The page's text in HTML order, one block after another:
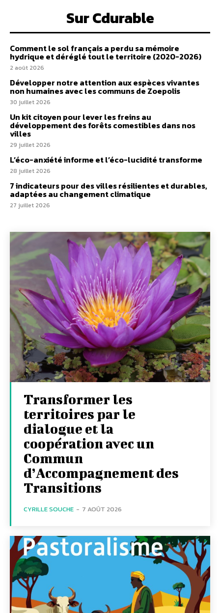
Sur Cdurable
Comment le sol français a perdu sa mémoire
hydrique et déréglé tout le territoire (2020-2026)
2 août 2026
Développer notre attention aux espèces vivantes
non humaines avec les communs de Zoepolis
30 juillet 2026
Un kit citoyen pour lever les freins au
développement des forêts comestibles dans nos
villes
29 juillet 2026
L’éco-anxiété informe et l’éco-lucidité transforme
28 juillet 2026
7 indicateurs pour des villes résilientes et durables,
adaptées au changement climatique
27 juillet 2026
Transformer les
territoires par le
dialogue et la
coopération avec un
Commun
d’Accompagnement des
Transitions
CYRILLE SOUCHE - 7 AOÛT 2026